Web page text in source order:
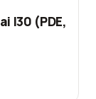
I30 (PDE,